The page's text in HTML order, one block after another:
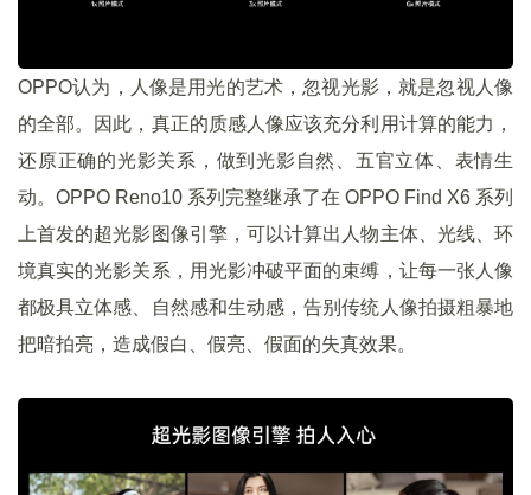
OPPO认为，人像是用光的艺术，忽视光影，就是忽视人像
的全部。因此，真正的质感人像应该充分利用计算的能力，
还原正确的光影关系，做到光影自然、五官立体、表情生
动。OPPO Reno10 系列完整继承了在 OPPO Find X6 系列
上首发的超光影图像引擎，可以计算出人物主体、光线、环
境真实的光影关系，用光影冲破平面的束缚，让每一张人像
都极具立体感、自然感和生动感，告别传统人像拍摄粗暴地
把暗拍亮，造成假白、假亮、假面的失真效果。